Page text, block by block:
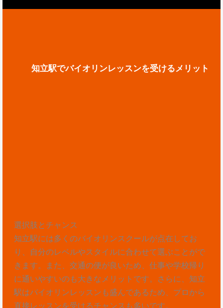
知立駅でバイオリンレッスンを受けるメリット
選択肢とチャンス
知立駅には多くのバイオリンスクールが点在してお
り、自分のレベルやスタイルに合わせて選ぶことがで
きます。また、交通の便が良いため、仕事や学校帰り
に通いやすいのも大きなメリットです。さらに、知立
駅はバイオリンレッスンも盛んであるため、プロから
直接レッスンを受けるチャンスも多いです。